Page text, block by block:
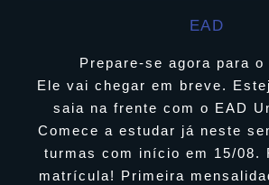
EAD
Prepare-se agora para o
Ele vai chegar em breve.
saia na frente com o EAD
Comece a estudar já neste
turmas com início em 15/08.
matrícula! Primeira